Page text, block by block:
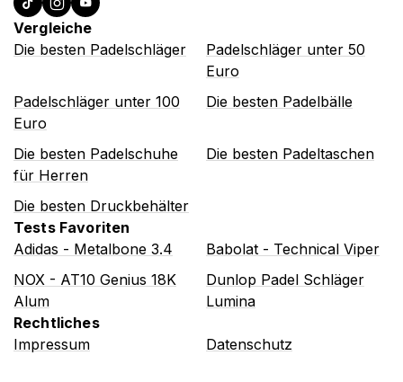
Vergleiche
Die besten Padelschläger
Padelschläger unter 50
Euro
Padelschläger unter 100
Euro
Die besten Padelbälle
Die besten Padelschuhe
für Herren
Die besten Padeltaschen
Die besten Druckbehälter
Tests Favoriten
Adidas - Metalbone 3.4
Babolat - Technical Viper
NOX - AT10 Genius 18K
Alum
Dunlop Padel Schläger
Lumina
Rechtliches
Impressum
Datenschutz